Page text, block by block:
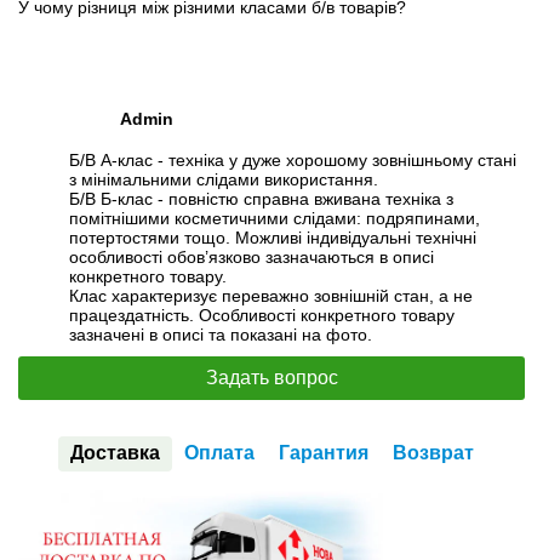
У чому різниця між різними класами б/в товарів?
Admin
Б/В А-клас - техніка у дуже хорошому зовнішньому стані
з мінімальними слідами використання.
Б/В Б-клас - повністю справна вживана техніка з
помітнішими косметичними слідами: подряпинами,
потертостями тощо. Можливі індивідуальні технічні
особливості обов’язково зазначаються в описі
конкретного товару.
Клас характеризує переважно зовнішній стан, а не
працездатність. Особливості конкретного товару
зазначені в описі та показані на фото.
Задать вопрос
Доставка Оплата Гарантия Возврат